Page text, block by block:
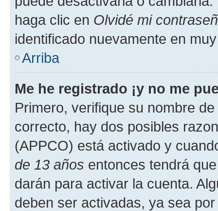
haga clic en Olvidé mi
identificado nuevamente en
Arriba
Me he registrado ¡y no me
Primero, verifique su nombre
correcto, hay dos posibles
(APPCO) está activado y
de 13 años entonces tendrá
darán para activar la cuenta.
deben ser activadas, ya sea